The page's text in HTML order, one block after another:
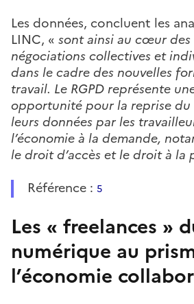
Les données, concluent les
LINC, « sont ainsi au cœur des
négociations collectives et
dans le cadre des nouvelles
travail. Le RGPD représente
opportunité pour la reprise
leurs données par les
l’économie à la demande,
le droit d’accès et le droit à la
Référence : 5
Les « freelances »
numérique au
l’économie